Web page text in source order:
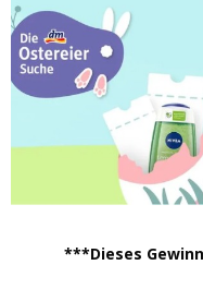
***Dieses